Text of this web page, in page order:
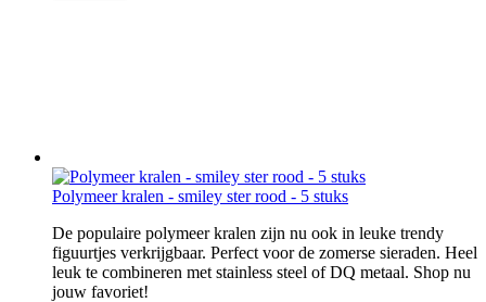
Polymeer kralen - smiley ster rood - 5 stuks
De populaire polymeer kralen zijn nu ook in leuke trendy
figuurtjes verkrijgbaar. Perfect voor de zomerse sieraden. Heel
leuk te combineren met stainless steel of DQ metaal. Shop nu
jouw favoriet!